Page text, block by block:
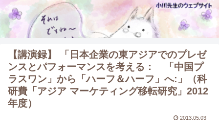
【講演録】 「日本企業の東アジアでのプレゼ
ンスとパフォーマンスを考える： 「中国プ
ラスワン」から「ハーフ＆ハーフ」へ:」（科
研費「アジア マーケティング移転研究」2012
年度）
2013.05.03